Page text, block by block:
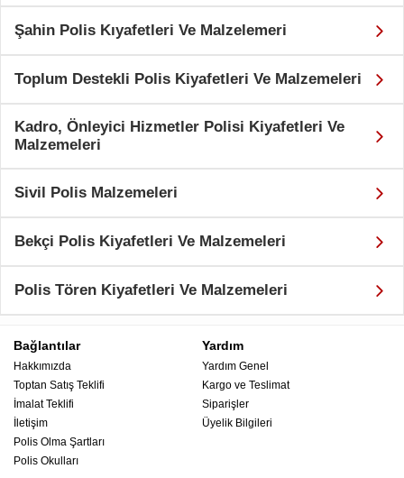
Şahin Polis Kıyafetleri Ve Malzelemeri
Toplum Destekli Polis Kiyafetleri Ve Malzemeleri
Kadro, Önleyici Hizmetler Polisi Kiyafetleri Ve
Malzemeleri
Sivil Polis Malzemeleri
Bekçi Polis Kiyafetleri Ve Malzemeleri
Polis Tören Kiyafetleri Ve Malzemeleri
Bağlantılar
Hakkımızda
Toptan Satış Teklifi
İmalat Teklifi
İletişim
Polis Olma Şartları
Polis Okulları
Yardım
Yardım Genel
Kargo ve Teslimat
Siparişler
Üyelik Bilgileri